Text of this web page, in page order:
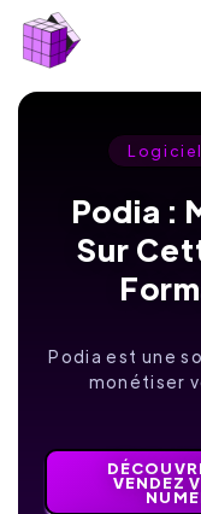
Podia :
Sur
Podia est une
monétiser
VENDEZ